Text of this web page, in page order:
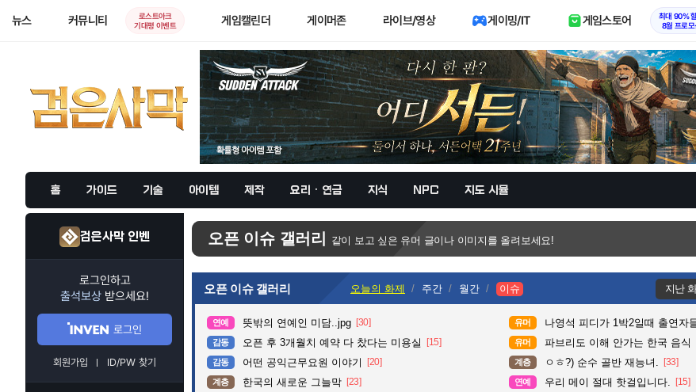
뉴스 커뮤니티
로스트아크
기대평 이벤트
게임캘린더 게이머존 라이브/영상 게이밍/IT 게임스토어
최대 90%
8월 프로모
홈 가이드 기술 아이템 제작 요리 · 연금 지식 NPC 지도 시뮬
검은사막 인벤
로그인하고
출석보상 받으세요!
로그인
회원가입 ID/PW 찾기
오픈 이슈 갤러리 같이 보고 싶은 유머 글이나 이미지를 올려보세요!
오픈 이슈 갤러리 오늘의 화제 주간 월간 이슈 지난
연예 뜻밖의 연예인 미담..jpg [30] 유머 나영석 피디가 1박2일때 출연자
감동 오픈 후 3개월치 예약 다 찼다는 미용실 [15] 유머 파브리도 이해 안가는 한국 음식
감동 어떤 공익근무요원 이야기 [20] 계층 ㅇㅎ?) 순수 골반 재능녀. [33]
계층 한국의 새로운 그늘막 [23] 연예 우리 메이 절대 핫걸입니다. [15]